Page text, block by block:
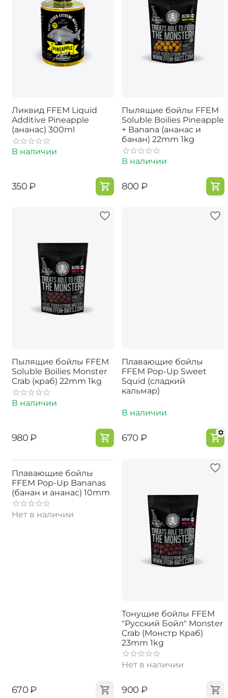
Ликвид FFEM Liquid
Additive Pineapple
(ананас) 300ml
В наличии
‍350‍ ₽
Пылящие бойлы FFEM
Soluble Boilies Pineapple
+ Banana (ананас и
банан) 22mm 1kg
В наличии
‍800‍ ₽
Пылящие бойлы FFEM
Soluble Boilies Monster
Crab (краб) 22mm 1kg
В наличии
‍980‍ ₽
Плавающие бойлы
FFEM Pop-Up Sweet
Squid (сладкий
кальмар)
В наличии
‍670‍ ₽
Плавающие бойлы
FFEM Pop-Up Bananas
(банан и ананас) 10mm
Нет в наличии
‍670‍ ₽
Тонущие бойлы FFEM
"Русский Бойл" Monster
Crab (Монстр Краб)
23mm 1kg
Нет в наличии
‍900‍ ₽